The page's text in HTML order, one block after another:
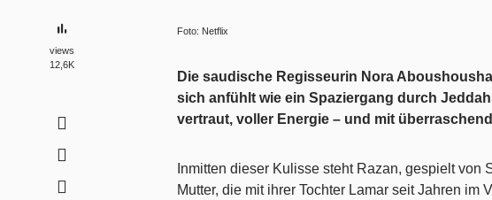
12,6K
views
Foto: Netflix
Die saudische Regisseurin Nora
sich anfühlt wie ein Spaziergang durch
vertraut, voller Energie – und mit
Inmitten dieser Kulisse steht Razan, gespielt
Mutter, die mit ihrer Tochter Lamar seit Jahren im